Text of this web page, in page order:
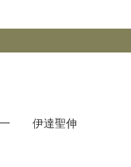
一 伊達聖伸